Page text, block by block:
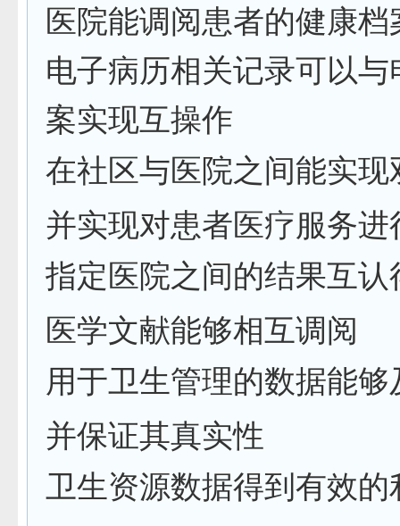
医院能调阅患者的健康档
电子病历相关记录可以与
案实现互操作
在社区与医院之间能实现
并实现对患者医疗服务进
指定医院之间的结果互认
医学文献能够相互调阅
用于卫生管理的数据能
并保证其真实性
卫生资源数据得到有效的